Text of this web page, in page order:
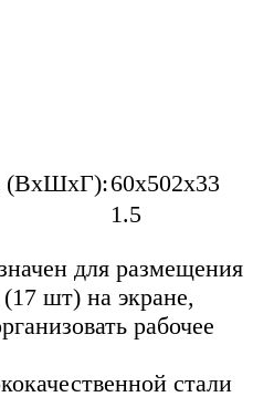
(ВхШхГ):60x502x33
1.5
для размещения
шт) на экране,
рабочее
стали